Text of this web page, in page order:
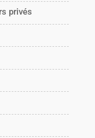
privés